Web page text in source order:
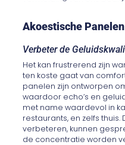
Akoestische
Verbeter de
Het kan frustrerend zijn
ten koste gaat van
panelen zijn ontworpen
waardoor echo’s en
met name waardevol in
restaurants, en zelfs
verbeteren, kunnen
de concentratie worden